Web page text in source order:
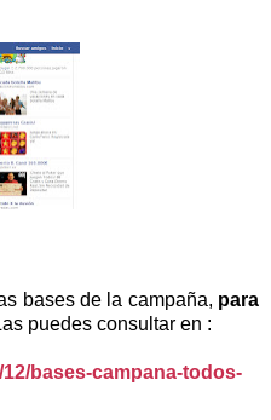
bases de la campaña, para
puedes consultar en :
bases-campana-todos-